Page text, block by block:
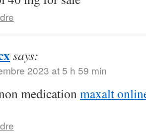
says:
2023 at 5 h 59 min
medicationmaxalt